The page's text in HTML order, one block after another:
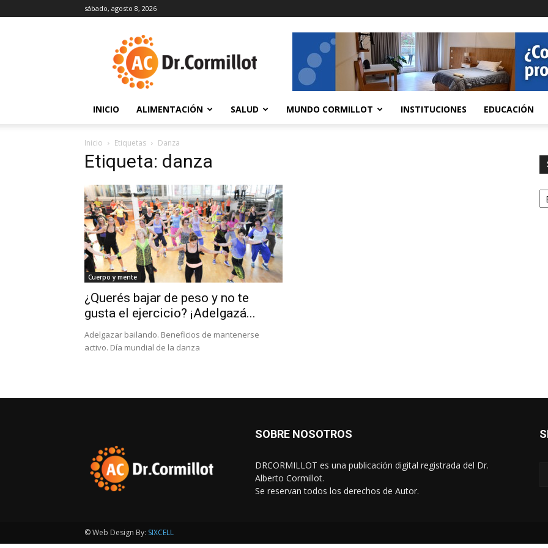
sábado, agosto 8, 2026
INICIO ALIMENTACIÓN SALUD MUNDO CORMILLOT INSTITUCIONES EDUCACIÓN
Inicio Etiquetas Danza
Etiqueta: danza
Cuerpo y mente
¿Querés bajar de peso y no te
gusta el ejercicio? ¡Adelgazá...
Adelgazar bailando. Beneficios de mantenerse
activo. Día mundial de la danza
SOBRE NOSOTROS
DRCORMILLOT es una publicación digital registrada del Dr.
Alberto Cormillot.
Se reservan todos los derechos de Autor.
© Web Design By: SIXCELL